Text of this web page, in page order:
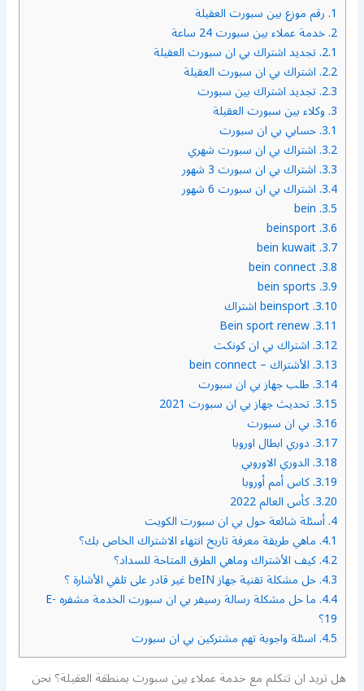
1. رقم موزع بين سبورت العقيلة
2. خدمة عملاء بين سبورت 24 ساعة
2.1. تجديد اشتراك بي ان سبورت العقيلة
2.2. اشتراك بي ان سبورت العقيلة
2.3. تجديد اشتراك بين سبورت
3. وكلاء بين سبورت العقيلة
3.1. حسابي بي ان سبورت
3.2. اشتراك بي ان سبورت شهري
3.3. اشتراك بي ان سبورت 3 شهور
3.4. اشتراك بي ان سبورت 6 شهور
3.5.
3.6.
beinsport
3.7.
bein kuwait
3.8.
bein connect
3.9.
3.10. beinsport اشتراك
3.11.
Bein sport renew
3.12. اشتراك بي ان كونكت
3.13. الأشتراك – bein connect
3.14. طلب جهاز بي ان سبورت
3.15. تحديث جهاز بي ان سبورت 2021
3.16. بي ان سبورت
3.17. دوري ابطال اوروبا
3.18. الدوري الاوروبي
3.19. كاس أمم أوروبا
3.20. كأس العالم 2022
4. أسئلة شائعة حول بي ان سبورت الكويت
4.1. ماهي طريقة معرفة تاريخ انتهاء الاشتراك الخاص بك؟
4.2. كيف الأشتراك وماهي الطرق المتاحة للسداد؟
4.3. حل مشكلة تقنية جهاز beIN غير قادر على تلقي الأشارة ؟
4.4.
ما حل مشكلة رسالة رسيفر بي ان سبورت الخدمة مشفره E-
19؟
4.5. اسئلة واجوبة تهم مشتركين بي ان سبورت
هل تريد ان تتكلم مع خدمة عملاء بين سبورت بمنطقة العقيلة؟ نحن